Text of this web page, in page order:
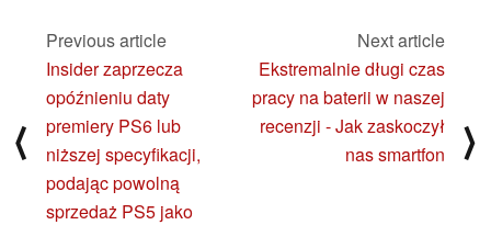
⟨
Previous article
Insider zaprzecza
opóźnieniu daty
premiery PS6 lub
niższej specyfikacji,
podając powolną
sprzedaż PS5 jako
Next article
Ekstremalnie długi czas
pracy na baterii w naszej
recenzji - Jak zaskoczył
nas smartfon
⟩